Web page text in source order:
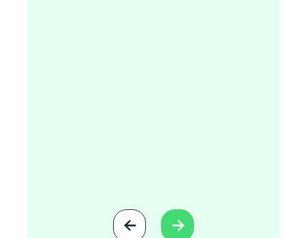
 